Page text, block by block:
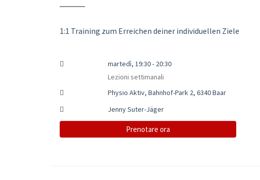
1:1 Training zum Erreichen deiner individuellen Ziele
martedì, 19:30 - 20:30
Lezioni settimanali
Physio Aktiv, Bahnhof-Park 2, 6340 Baar
Jenny Suter-Jäger
Prenotare ora